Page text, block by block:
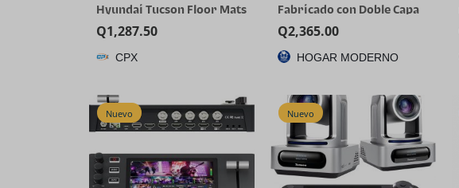
Hyundai Tucson Floor Mats
(Gas Models Only) | All-
Weather TPE Car Mats &
Cargo Liner, Custom Fit for
Q1,287.50
CPX
Fabricado con Doble Capa
de Acero Inoxidable
Q2,365.00
HOGAR MODERNO
Nuevo Nuevo